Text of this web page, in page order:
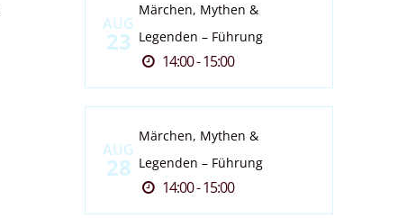
AUG
23
Märchen, Mythen &
Legenden – Führung
14:00 - 15:00
AUG
28
Märchen, Mythen &
Legenden – Führung
14:00 - 15:00